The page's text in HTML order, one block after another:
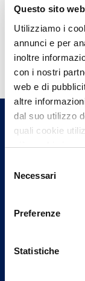
Questo sito
Utilizziamo i
annunci e per
inoltre
con i nostri
web e di
altre
dal suo utilizzo
quali cookie
più su chi
può trovare nel
delNecessari
Preferenze
Statistiche
Hai
Trova
un nostro